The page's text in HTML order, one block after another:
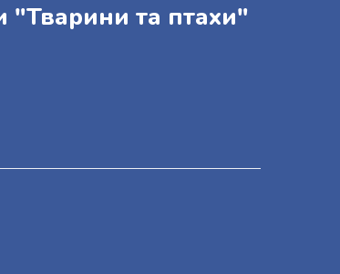
"Тварини та птахи"